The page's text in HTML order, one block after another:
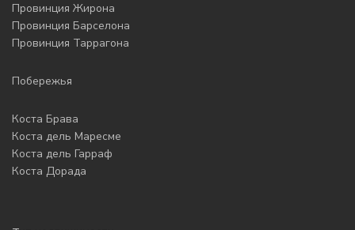
Провинция Жирона
Провинция Барселона
Провинция Таррагона
Побережья
Коста Брава
Коста дель Маресме
Коста дель Гарраф
Коста Дорада